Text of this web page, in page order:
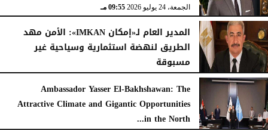
الجمعة، 24 يوليو 2026 09:55 مـ
المدير العام لـ«إمكان IMKAN»: الأمن مهد
الطريق لنهضة استثمارية وسياحية غير
مسبوقة
الخميس، 23 يوليو 2026
Ambassador Yasser El-Bakhshawan: The
Attractive Climate and Gigantic Opportunities
in the North...